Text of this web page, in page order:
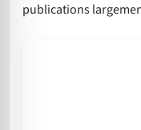
publications